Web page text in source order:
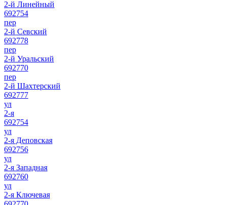
2-й Линейный
692754
пер
2-й Севский
692778
пер
2-й Уральский
692770
пер
2-й Шахтерский
692777
ул
2-я
692754
ул
2-я Деповская
692756
ул
2-я Западная
692760
ул
2-я Ключевая